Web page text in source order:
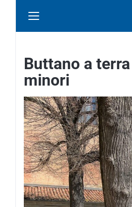
Buttano a
minori